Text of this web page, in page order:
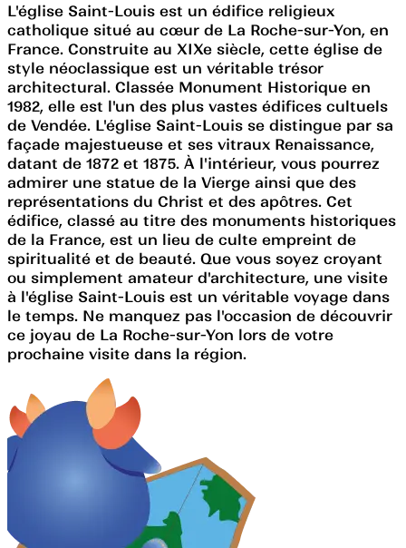
L'église Saint-Louis est un édifice religieux
catholique situé au cœur de La Roche-sur-Yon, en
France. Construite au XIXe siècle, cette église de
style néoclassique est un véritable trésor
architectural. Classée Monument Historique en
1982, elle est l'un des plus vastes édifices cultuels
de Vendée. L'église Saint-Louis se distingue par sa
façade majestueuse et ses vitraux Renaissance,
datant de 1872 et 1875. À l'intérieur, vous pourrez
admirer une statue de la Vierge ainsi que des
représentations du Christ et des apôtres. Cet
édifice, classé au titre des monuments historiques
de la France, est un lieu de culte empreint de
spiritualité et de beauté. Que vous soyez croyant
ou simplement amateur d'architecture, une visite
à l'église Saint-Louis est un véritable voyage dans
le temps. Ne manquez pas l'occasion de découvrir
ce joyau de La Roche-sur-Yon lors de votre
prochaine visite dans la région.